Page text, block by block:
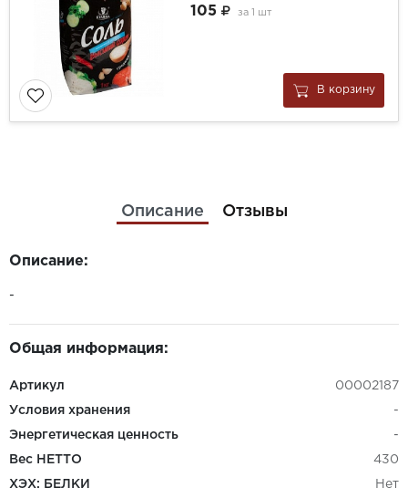
105
за 1 шт
В корзину
Описание Отзывы
Описание:
-
Общая информация:
Артикул 00002187
Условия хранения -
Энергетическая ценность -
Вес НЕТТО 430
ХЭХ: БЕЛКИ Нет